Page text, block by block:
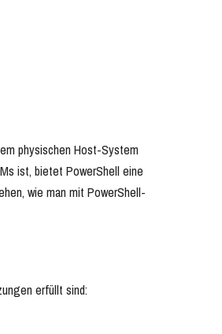
physischen Host-System
ist, bietet PowerShell eine
wie man mit PowerShell-
erfüllt sind: